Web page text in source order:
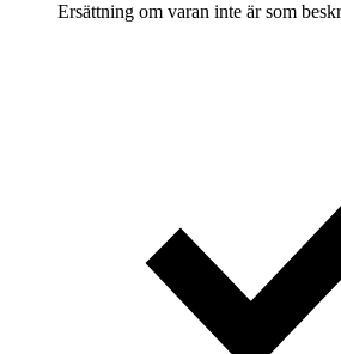
Ersättning om varan inte är som